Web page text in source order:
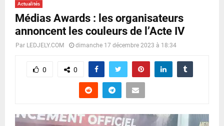
U
Actualités
Médias Awards : les organisateurs
annoncent les couleurs de l’Acte IV
Par LEDJELY.COM dimanche 17 décembre 2023 à 18:34
0 0